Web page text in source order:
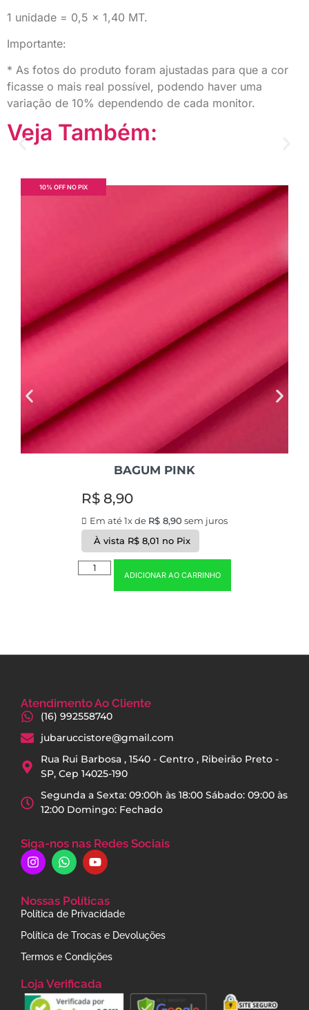
1 unidade = 0,5 x 1,40 MT.
Importante:
* As fotos do produto foram ajustadas para que a cor
ficasse o mais real possível, podendo haver uma
variação de 10% dependendo de cada monitor.
Veja Também:
10% OFF NO PIX
BAGUM PINK
R$ 8,90
Em até 1x de R$ 8,90 sem juros
À vista R$8,01 no Pix
ADICIONAR AO CARRINHO
Atendimento Ao Cliente
(16) 992558740
jubaruccistore@gmail.com
Rua Rui Barbosa , 1540 - Centro , Ribeirão Preto -
SP, Cep 14025-190
Segunda a Sexta: 09:00h às 18:00 Sábado: 09:00 às
12:00 Domingo: Fechado
Siga-nos nas Redes Sociais
Nossas Políticas
Política de Privacidade
Política de Trocas e Devoluções
Termos e Condições
Loja Verificada